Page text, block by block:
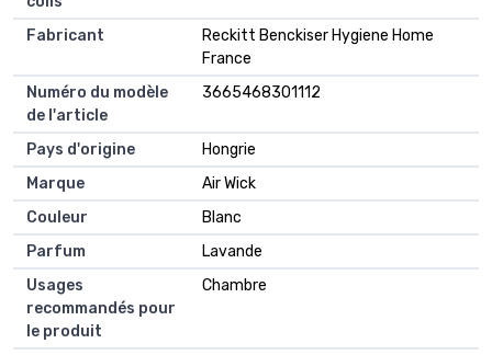
Fabricant
Reckitt Benckiser Hygiene Home
France
Numéro du modèle
de l'article
3665468301112
Pays d'origine
Hongrie
Marque
Air Wick
Couleur
Blanc
Parfum
Lavande
Usages
recommandés pour
le produit
Chambre